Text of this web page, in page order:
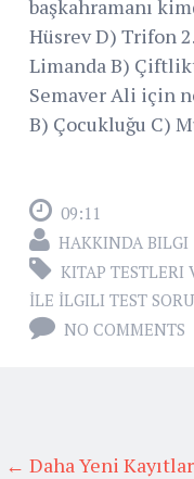
başkahramanı
Hüsrev D) Trifon
Limanda B)
Semaver Ali için
B) Çocukluğu C)
09:11
HAKKINDA BILGI
KITAP TESTLERI
İLE İLGILI TEST
NO COMMENTS
← Daha Yeni Kayıtlar